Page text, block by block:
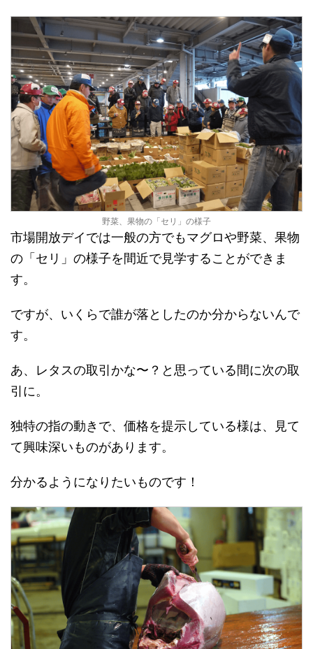
野菜、果物の「セリ」の様子
市場開放デイでは一般の方でもマグロや野菜、果物
の「セリ」の様子を間近で見学することができま
す。
ですが、いくらで誰が落としたのか分からないんで
す。
あ、レタスの取引かな〜？と思っている間に次の取
引に。
独特の指の動きで、価格を提示している様は、見て
て興味深いものがあります。
分かるようになりたいものです！